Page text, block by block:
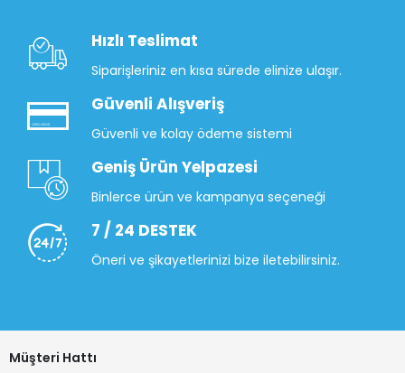
Hızlı Teslimat
Siparişleriniz en kısa sürede elinize ulaşır.
Güvenli Alışveriş
Güvenli ve kolay ödeme sistemi
Geniş Ürün Yelpazesi
Binlerce ürün ve kampanya seçeneği
7 / 24 DESTEK
Öneri ve şikayetlerinizi bize iletebilirsiniz.
Müşteri Hattı